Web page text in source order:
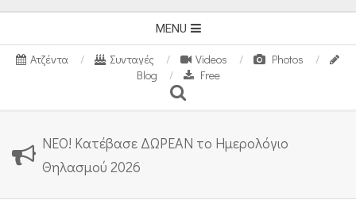
Navigation
Menu
MENU
Ατζέντα Συνταγές Videos
Photos
Blog
Free
Search
ΝΕΟ! Κατέβασε ΔΩΡΕΑΝ το Ημερολόγιο
Θηλασμού 2026